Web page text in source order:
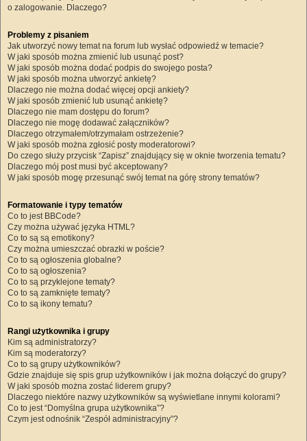
o zalogowanie. Dlaczego?
Problemy z pisaniem
Jak utworzyć nowy temat na forum lub wysłać odpowiedź w temacie?
W jaki sposób można zmienić lub usunąć post?
W jaki sposób można dodać podpis do swojego posta?
W jaki sposób można utworzyć ankietę?
Dlaczego nie można dodać więcej opcji ankiety?
W jaki sposób zmienić lub usunąć ankietę?
Dlaczego nie mam dostępu do forum?
Dlaczego nie mogę dodawać załączników?
Dlaczego otrzymałem/otrzymałam ostrzeżenie?
W jaki sposób można zgłosić posty moderatorowi?
Do czego służy przycisk “Zapisz” znajdujący się w oknie tworzenia tematu?
Dlaczego mój post musi być akceptowany?
W jaki sposób mogę przesunąć swój temat na górę strony tematów?
Formatowanie i typy tematów
Co to jest BBCode?
Czy można używać języka HTML?
Co to są są emotikony?
Czy można umieszczać obrazki w poście?
Co to są ogłoszenia globalne?
Co to są ogłoszenia?
Co to są przyklejone tematy?
Co to są zamknięte tematy?
Co to są ikony tematu?
Rangi użytkownika i grupy
Kim są administratorzy?
Kim są moderatorzy?
Co to są grupy użytkowników?
Gdzie znajduje się spis grup użytkowników i jak można dołączyć do grupy?
W jaki sposób można zostać liderem grupy?
Dlaczego niektóre nazwy użytkowników są wyświetlane innymi kolorami?
Co to jest “Domyślna grupa użytkownika”?
Czym jest odnośnik “Zespół administracyjny”?